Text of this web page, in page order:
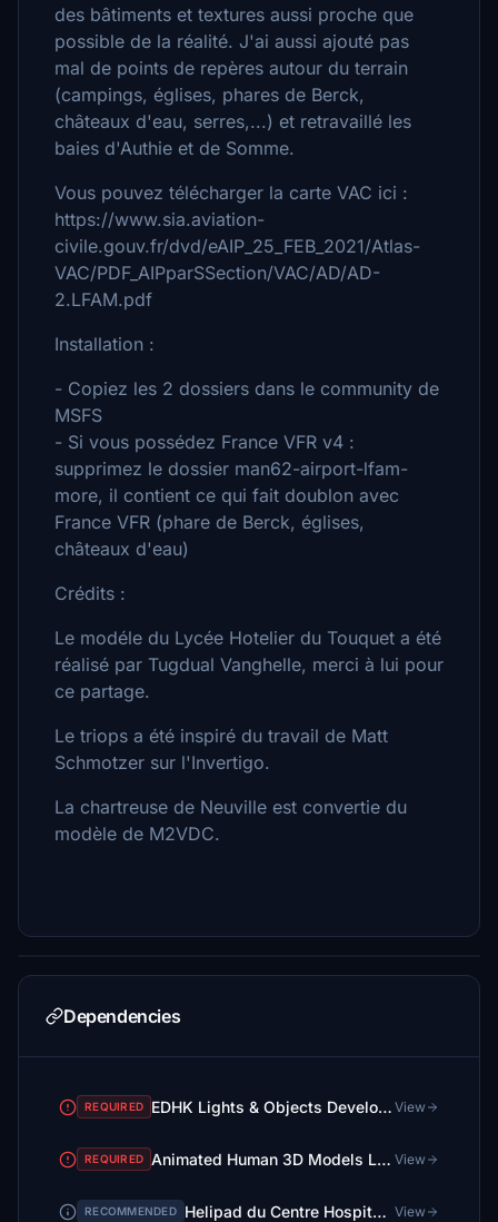
des bâtiments et textures aussi proche que
possible de la réalité. J'ai aussi ajouté pas
mal de points de repères autour du terrain
(campings, églises, phares de Berck,
châteaux d'eau, serres,...) et retravaillé les
baies d'Authie et de Somme.
Vous pouvez télécharger la carte VAC ici :
https://www.sia.aviation-
civile.gouv.fr/dvd/eAIP_25_FEB_2021/Atlas-
VAC/PDF_AIPparSSection/VAC/AD/AD-
2.LFAM.pdf
Installation :
- Copiez les 2 dossiers dans le community de
MSFS
- Si vous possédez France VFR v4 :
supprimez le dossier man62-airport-lfam-
more, il contient ce qui fait doublon avec
France VFR (phare de Berck, églises,
châteaux d'eau)
Crédits :
Le modéle du Lycée Hotelier du Touquet a été
réalisé par Tugdual Vanghelle, merci à lui pour
ce partage.
Le triops a été inspiré du travail de Matt
Schmotzer sur l'Invertigo.
La chartreuse de Neuville est convertie du
modèle de M2VDC.
Dependencies
REQUIRED EDHK Lights & Objects Developers Pack (Asset-Pack) View
REQUIRED Animated Human 3D Models Library View
RECOMMENDED Helipad du Centre Hospitalier de Rang du Fliers View